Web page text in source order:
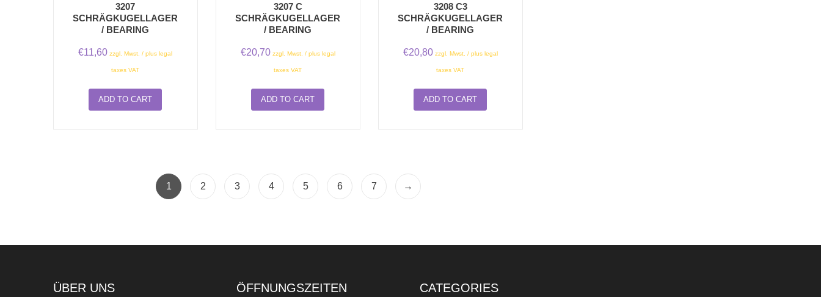
3207
SCHRÄGKUGELLAGER
/ BEARING
€11,60 zzgl. Mwst. / plus legal
taxes VAT
ADD TO CART
3207 C
SCHRÄGKUGELLAGER
/ BEARING
€20,70 zzgl. Mwst. / plus legal
taxes VAT
ADD TO CART
3208 C3
SCHRÄGKUGELLAGER
/ BEARING
€20,80 zzgl. Mwst. / plus legal
taxes VAT
ADD TO CART
1 2 3 4 5 6 7 →
ÜBER UNS ÖFFNUNGSZEITEN CATEGORIES